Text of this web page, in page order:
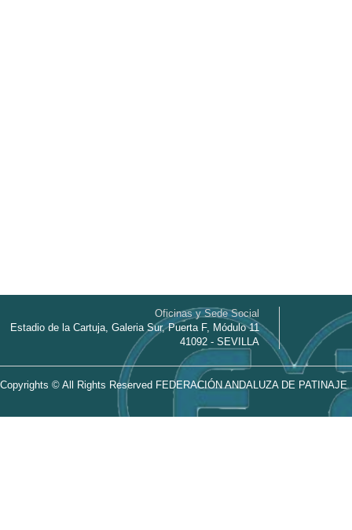
Oficinas y Sede Social
Estadio de la Cartuja, Galeria Sur, Puerta F, Módulo 11
41092 - SEVILLA
Copyrights © All Rights Reserved FEDERACIÓN ANDALUZA DE PATINAJE